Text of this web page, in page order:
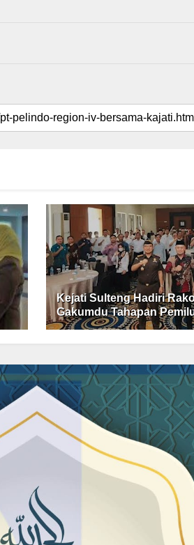
Kejati Sulteng Hadiri
Gakumdu Tahapan